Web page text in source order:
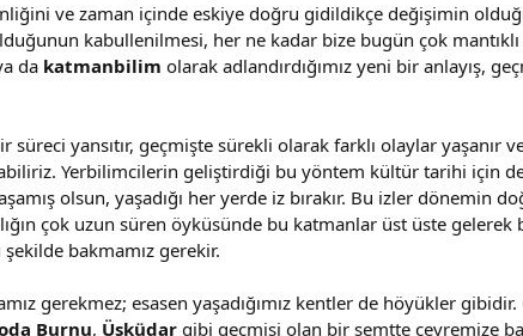
ve zaman içinde eskiye doğru gidildikçe değişimin
kabullenilmesi, her ne kadar bize bugün çok
da katmanbilim olarak adlandırdığımız yeni bir anlayış,
yansıtır, geçmişte sürekli olarak farklı olaylar yaşanır
Yerbilimcilerin geliştirdiği bu yöntem kültür tarihi için
olsun, yaşadığı her yerde iz bırakır. Bu izler dönemin
çok uzun süren öyküsünde bu katmanlar üst üste gelerek
bakmamız gerekir.
gerekmez; esasen yaşadığımız kentler de höyükler
Burnu, Üsküdar gibi geçmişi olan bir semtte çevremize